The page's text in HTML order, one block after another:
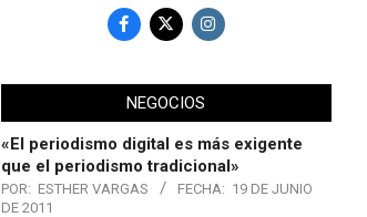
NEGOCIOS
«El periodismo digital es más exigente
que el periodismo tradicional»
POR: ESTHER VARGAS FECHA: 19 DE JUNIO
DE 2011